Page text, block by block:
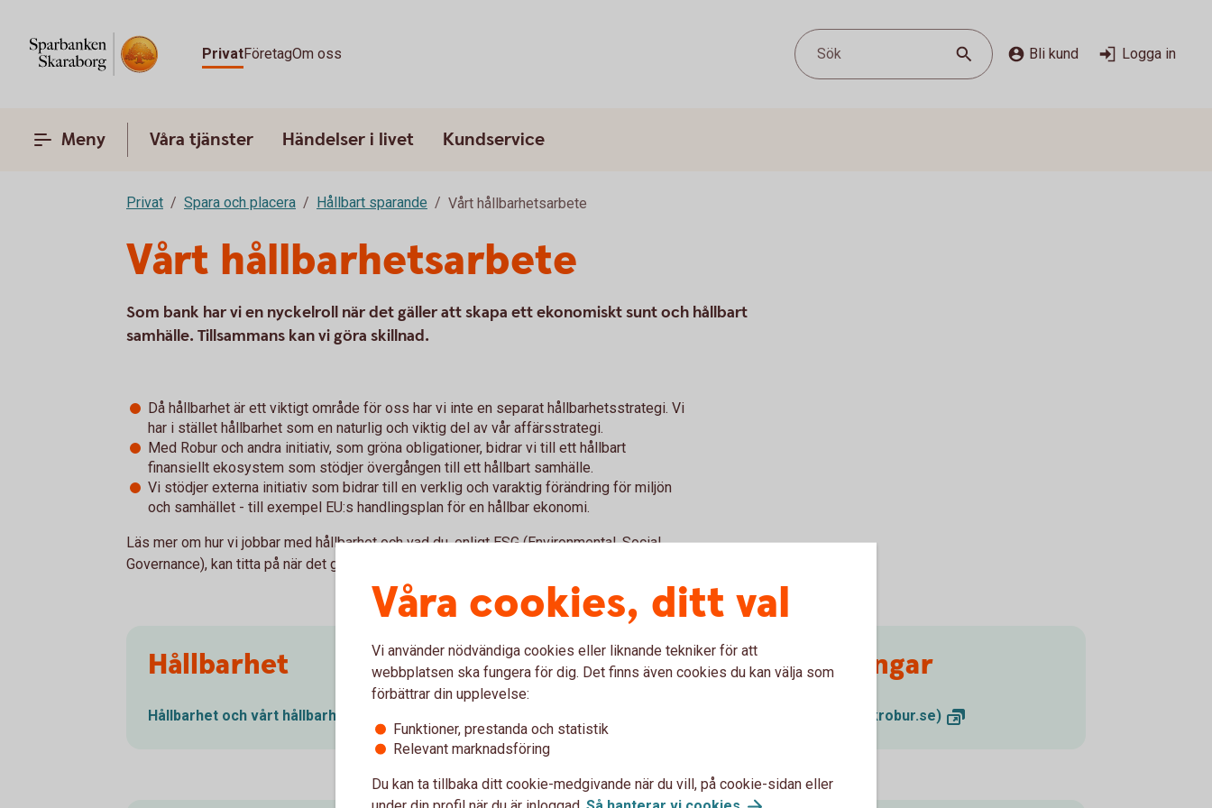
PrivatFöretagOm oss Sök Bli kund Logga in
Meny Våra tjänster Händelser i livet Kundservice
Privat Spara och placera Hållbart sparande Vårt hållbarhetsarbete
Vårt hållbarhetsarbete
Som bank har vi en nyckelroll när det gäller att skapa ett ekonomiskt sunt och hållbart
samhälle. Tillsammans kan vi göra skillnad.
Då hållbarhet är ett viktigt område för oss har vi inte en separat hållbarhetsstrategi. Vi
har i stället hållbarhet som en naturlig och viktig del av vår affärsstrategi.
Med Robur och andra initiativ, som gröna obligationer, bidrar vi till ett hållbart
finansiellt ekosystem som stödjer övergången till ett hållbart samhälle.
Vi stödjer externa initiativ som bidrar till en verklig och varaktig förändring för miljön
och samhället - till exempel EU:s handlingsplan för en hållbar ekonomi.
Läs mer om hur vi jobbar med hållbarhet och vad du, enligt ESG (Environmental, Social,
Governance), kan titta på när det gäller hållbarhet.
Hållbarhet
Hållbarhet och vårt hållbarhetsarbete
Hållbara investeringar
(swedbankrobur.se)
Våra cookies, ditt val
Vi använder nödvändiga cookies eller liknande tekniker för att
webbplatsen ska fungera för dig. Det finns även cookies du kan välja som
förbättrar din upplevelse:
Funktioner, prestanda och statistik
Relevant marknadsföring
Du kan ta tillbaka ditt cookie-medgivande när du vill, på cookie-sidan eller